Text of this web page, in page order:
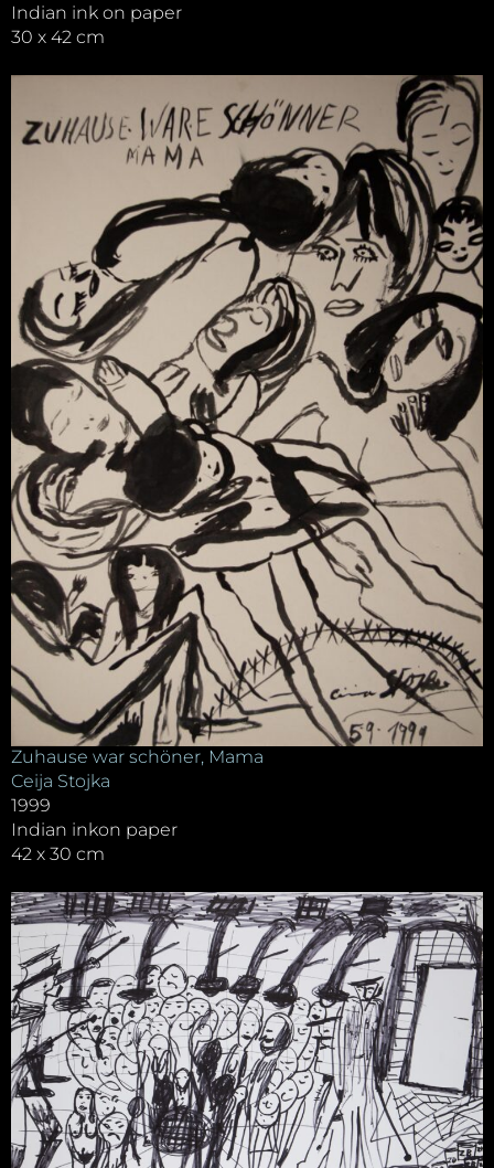
Indian ink on paper
30 x 42 cm
Zuhause war schöner, Mama
Ceija Stojka
1999
Indian inkon paper
42 x 30 cm